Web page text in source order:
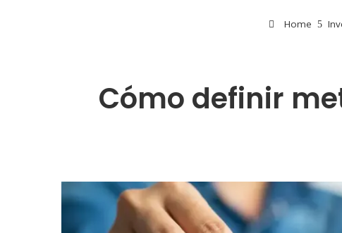
Home
Cómo definir